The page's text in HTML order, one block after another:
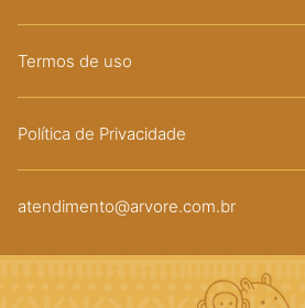
Termos de uso
Política de Privacidade
atendimento@arvore.com.br